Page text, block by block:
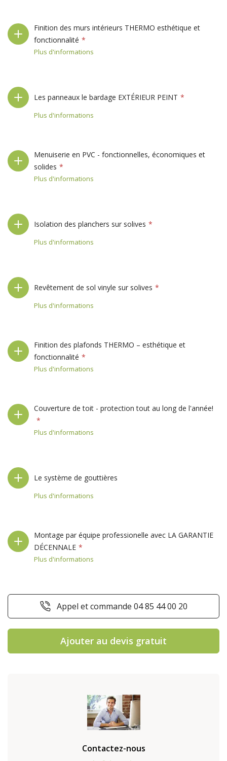
Finition des murs intérieurs THERMO esthétique et
fonctionnalité
Plus d'informations
Les panneaux le bardage EXTÉRIEUR PEINT
Plus d'informations
Menuiserie en PVC - fonctionnelles, économiques et
solides
Plus d'informations
Isolation des planchers sur solives
Plus d'informations
Revêtement de sol vinyle sur solives
Plus d'informations
Finition des plafonds THERMO – esthétique et
fonctionnalité
Plus d'informations
Couverture de toit - protection tout au long de l'année!
Plus d'informations
Le système de gouttières
Plus d'informations
Montage par équipe professionelle avec LA GARANTIE
DÉCENNALE
Plus d'informations
Appel et commande 04 85 44 00 20
Ajouter au devis gratuit
Contactez-nous